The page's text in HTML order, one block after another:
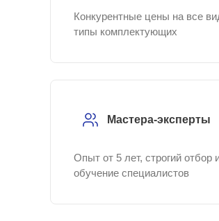
Конкурентные цены на все
типы комплектующих
Мастера-эксперты
Опыт от 5 лет, строгий отбор
обучение специалистов